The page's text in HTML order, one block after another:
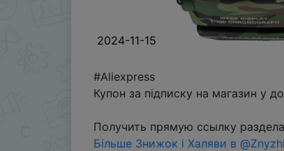
2024-11-15
#Aliexpress
Купон за підписку на магазин у
Получить прямую ссылку
Більше Знижок і Халяви в